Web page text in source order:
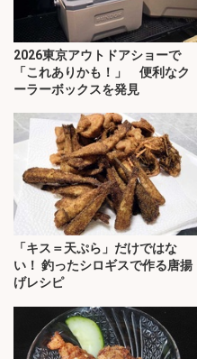
2026東京アウトドアショーで
「これありかも！」 便利なク
ーラーボックスを発見
「キス＝天ぷら」だけではな
い！ 釣ったシロギスで作る唐揚
げレシピ